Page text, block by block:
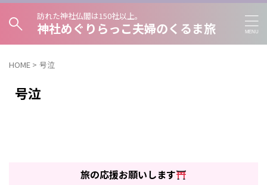
訪れた神社仏閣は150社以上。
神社めぐりらっこ夫婦のくるま旅
HOME > 号泣
号泣
旅の応援お願いします